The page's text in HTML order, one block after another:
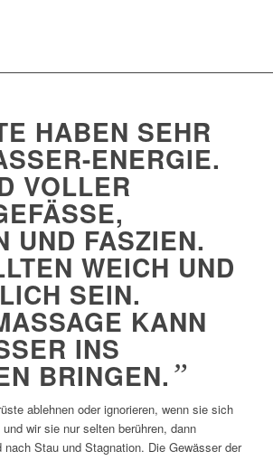
HABEN SEHR
ENERGIE.
VOLLER
D
FASZIEN. S
WEICH UND B
SEIN. B
KANN D
INS F
BRINGEN. ”
ablehnen oder ignorieren, wenn sie sich
wir sie nur selten berühren, dann
nach Stau und Stagnation. Die Gewässer der